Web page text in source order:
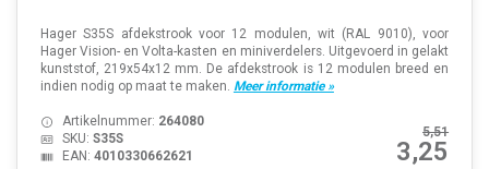
Hager S35S afdekstrook voor 12 modulen, wit (RAL 9010), voor
Hager Vision- en Volta-kasten en miniverdelers. Uitgevoerd in gelakt
kunststof, 219x54x12 mm. De afdekstrook is 12 modulen breed en
indien nodig op maat te maken. Meer informatie »
5,51
3,25
Artikelnummer: 264080
SKU: S35S
EAN: 4010330662621